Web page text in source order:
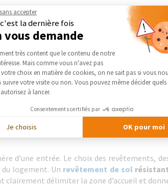
sous les marches offre un potentiel de
volume rarement utilisé tout en conservant
participe aussi à l’équilibre esthétique. Des
les rangements dans le décor
?
d’une entrée. Le choix des revêtements,
logement. Un revêtement de solrésistant
délimiter la zone d’accueil et
accepter
la dernière fois
vous demande
de Gestion du
très content que le contenu de notre
Mais comme vous n'avez pas
choix en matière de cookies, on ne sait pas si vous
suivre votre visite ou non. Vous pouvez même décider quels
à lancer.
Consentements certifiés par
Je choisis OK pour moi
Axeptio consent